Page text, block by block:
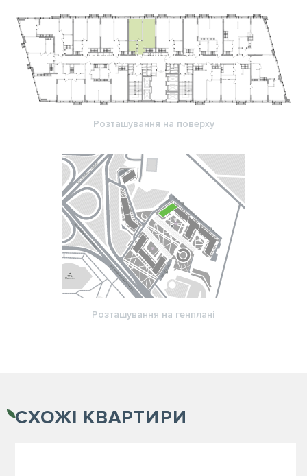
Розташування на поверху
Розташування на генплані
СХОЖІ КВАРТИРИ